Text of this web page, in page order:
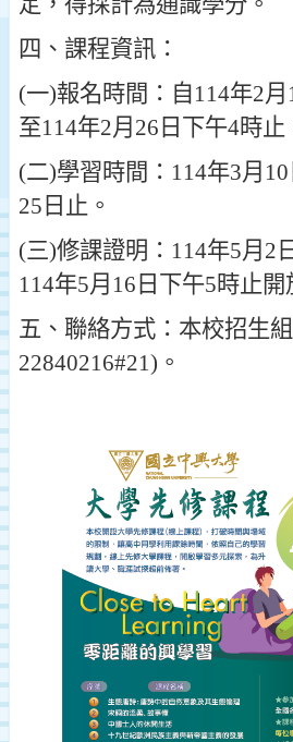
四 、 課程資訊 ：
(一)報名時間 ： 自 114年2月
至114年2月 26 日下午4時止
(二)學習時間 ： 114年3月 10
25 日止 。
(三)修課證明 ： 114年5月 2
114年5月 16 日下午5時止開
五 、 聯絡方式 ： 本校招生
22840216#21) 。